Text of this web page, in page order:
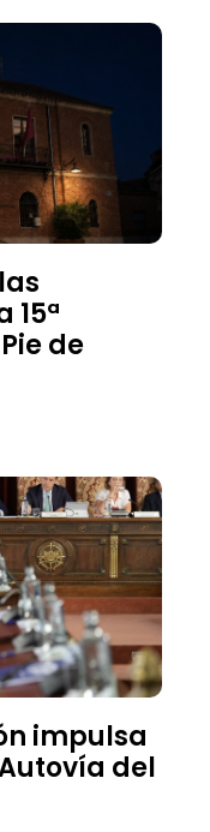
15ª
de
impulsa
del